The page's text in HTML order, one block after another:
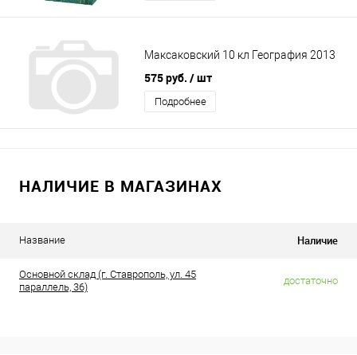
Максаковский 10 кл География 2013
575 руб. / шт
Подробнее
НАЛИЧИЕ В МАГАЗИНАХ
Название Наличие
Основной склад (г. Ставрополь, ул. 45
параллель, 36)
достаточно